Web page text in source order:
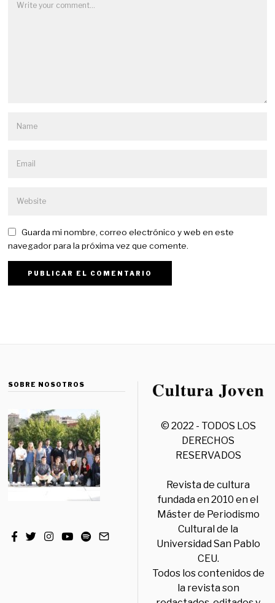
Guarda mi nombre, correo electrónico y web en este
navegador para la próxima vez que comente.
SOBRE NOSOTROS
© 2022 - TODOS LOS
DERECHOS
RESERVADOS
Revista de cultura
fundada en 2010 en el
Máster de Periodismo
Cultural de la
Universidad San Pablo
CEU.
Todos los contenidos de
la revista son